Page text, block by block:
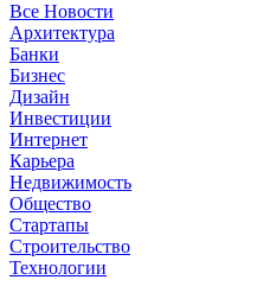
Все Новости
Архитектура
Банки
Бизнес
Дизайн
Инвестиции
Интернет
Карьера
Недвижимость
Общество
Стартапы
Строительство
Технологии